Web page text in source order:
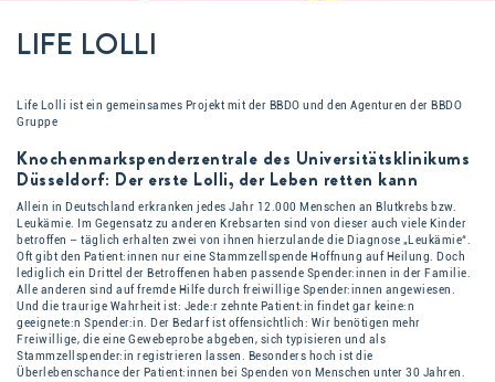
LIFE LOLLI
Life Lolli ist ein gemeinsames Projekt mit der BBDO und den Agenturen der BBDO
Gruppe
Knochenmarkspenderzentrale des Universitätsklinikums
Düsseldorf: Der erste Lolli, der Leben retten kann
Allein in Deutschland erkranken jedes Jahr 12.000 Menschen an Blutkrebs bzw.
Leukämie. Im Gegensatz zu anderen Krebsarten sind von dieser auch viele Kinder
betroffen – täglich erhalten zwei von ihnen hierzulande die Diagnose „Leukämie“.
Oft gibt den Patient:innen nur eine Stammzellspende Hoffnung auf Heilung. Doch
lediglich ein Drittel der Betroffenen haben passende Spender:innen in der Familie.
Alle anderen sind auf fremde Hilfe durch freiwillige Spender:innen angewiesen.
Und die traurige Wahrheit ist: Jede:r zehnte Patient:in findet gar keine:n
geeignete:n Spender:in. Der Bedarf ist offensichtlich: Wir benötigen mehr
Freiwillige, die eine Gewebeprobe abgeben, sich typisieren und als
Stammzellspender:in registrieren lassen. Besonders hoch ist die
Überlebenschance der Patient:innen bei Spenden von Menschen unter 30 Jahren.